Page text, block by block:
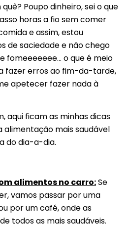
Poupo dinheiro, sei o que
horas a fio sem comer
e assim, estou
de saciedade e não chego
fomeeeeeee… o que é meio
fazer erros ao fim-da-tarde,
apetecer fazer nada à
aqui ficam as minhas dicas
mais saudável
do dia-a-dia.
alimentos no carro:Se
vamos passar por uma
por um café, onde as
todos as mais saudáveis.